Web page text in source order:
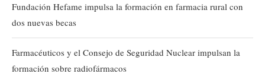
Fundación Hefame impulsa la formación en farmacia rural con
dos nuevas becas
Farmacéuticos y el Consejo de Seguridad Nuclear impulsan la
formación sobre radiofármacos